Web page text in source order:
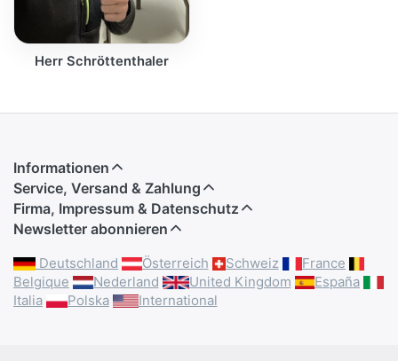
Herr Schröttenthaler
Informationen
Service, Versand & Zahlung
Firma, Impressum & Datenschutz
Newsletter abonnieren
Deutschland Österreich Schweiz
France
Belgique
Nederland United Kingdom
España
Italia
Polska International